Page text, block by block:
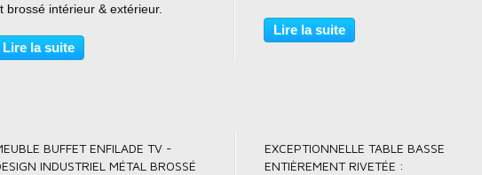
brossé intérieur & extérieur.
montage pour douille E27 (douille
en porcelaine pour ampoule à
Lire la suite
d'origine. APPLIQUES MURALES
ANCIENNES - COL DE CYGNE : Vrai
Lire la suite
BUFFET ENFILADE TV -
INDUSTRIEL MÉTAL BROSSÉ
EXCEPTIONNELLE TABLE BASSE
ENTIÈREMENT RIVETÉE :